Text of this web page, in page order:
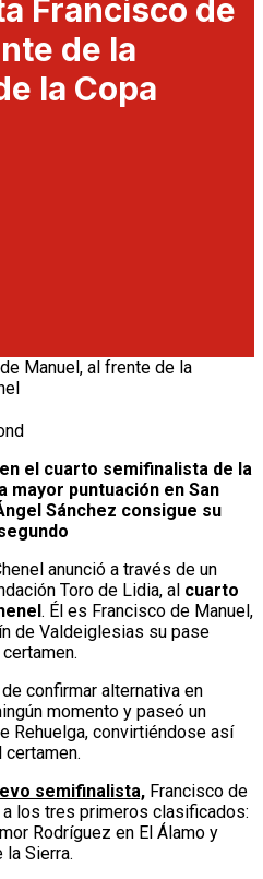
Francisco de
de la
la Copa
el cuarto semifinalista de la
mayor puntuación en San
Sánchez consigue su
anunció a través de un
Toro de Lidia, al cuarto
. Él es Francisco de Manuel,
de Valdeiglesias su pase
confirmar alternativa en
momento y paseó un
Rehuelga, convirtiéndose así
semifinalista, Francisco de
a los tres primeros clasificados:
Rodríguez en El Álamo y
Sierra.